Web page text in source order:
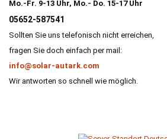
Mo.-Fr. 9-13 Uhr, Mo.- Do. 15-17 Uhr
05652-587541
Sollten Sie uns telefonisch nicht erreichen,
fragen Sie doch einfach per mail:
info@solar-autark.com
Wir antworten so schnell wie möglich.